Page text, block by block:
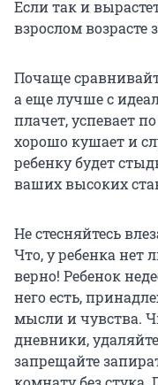
Если так и
взрослом возрасте
Почаще
а еще лучше с
плачет, успевает
хорошо кушает и
ребенку будет
ваших высоких
Не стесняйтесь
Что, у ребенка нет
верно! Ребенок
него есть,
мысли и чувства.
дневники,
запрещайте